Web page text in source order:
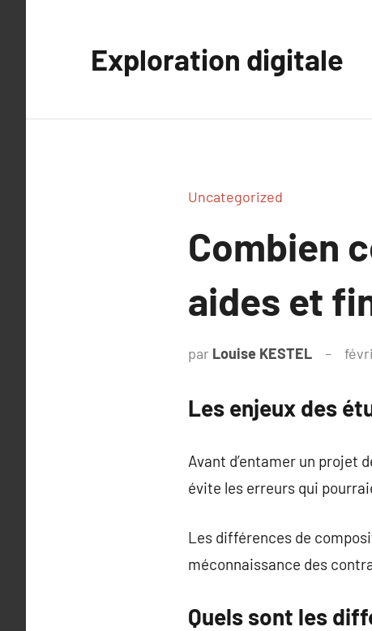
Exploration digitale
Uncategorized
Combien
aides et
par Louise KESTEL
Les enjeux des
Avant d’entamer un projet
évite les erreurs qui
Les différences de
méconnaissance des
Quels sont les